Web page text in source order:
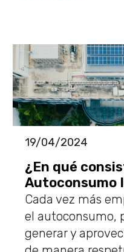
¿En qué
Autoconsumo
19/04/2024
Cada vez más
el autoconsumo,
generar y